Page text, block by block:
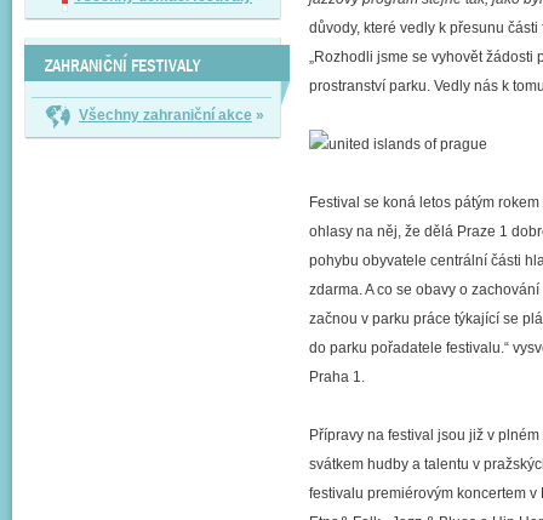
ZAHRANIČNÍ FESTIVALY
Všechny zahraniční akce »
důvody, které vedly k přesunu
„Rozhodli jsme se vyhovět žádosti
prostranství parku. Vedly nás k
Festival se koná letos pátým
ohlasy na něj, že dělá Praze 1
pohybu obyvatele centrální části
zdarma. A co se obavy o
začnou v parku práce týkající se
do parku pořadatele festivalu.“
Praha 1.
Přípravy na festival jsou již v
svátkem hudby a talentu v
festivalu premiérovým koncertem